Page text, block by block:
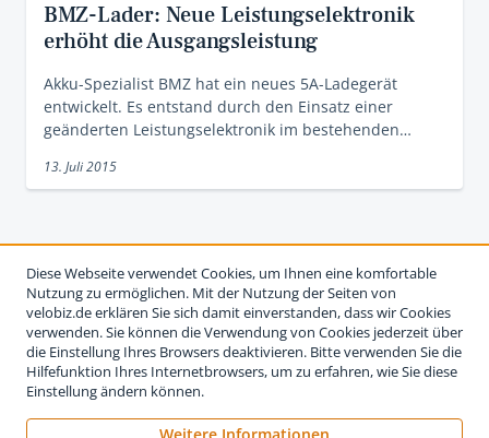
BMZ-Lader: Neue Leistungselektronik
erhöht die Ausgangsleistung
Akku-Spezialist BMZ hat ein neues 5A-Ladegerät
entwickelt. Es entstand durch den Einsatz einer
geänderten Leistungselektronik im bestehenden…
13. Juli 2015
Diese Webseite verwendet Cookies, um Ihnen eine komfortable
Nutzung zu ermöglichen. Mit der Nutzung der Seiten von
velobiz.de erklären Sie sich damit einverstanden, dass wir Cookies
verwenden. Sie können die Verwendung von Cookies jederzeit über
die Einstellung Ihres Browsers deaktivieren. Bitte verwenden Sie die
Hilfefunktion Ihres Internetbrowsers, um zu erfahren, wie Sie diese
Einstellung ändern können.